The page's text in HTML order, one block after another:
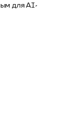
для AI-